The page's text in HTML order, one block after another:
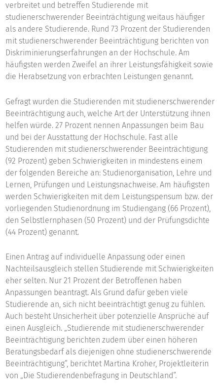
verbreitet und betreffen Studierende mit
studienerschwerender Beeinträchtigung weitaus häufiger
als andere Studierende. Rund 73 Prozent der Studierenden
mit studienerschwerender Beeinträchtigung berichten von
Diskriminierungserfahrungen an der Hochschule. Am
häufigsten werden Zweifel an ihrer Leistungsfähigkeit sowie
die Herabsetzung von erbrachten Leistungen genannt.
Gefragt wurden die Studierenden mit studienerschwerender
Beeinträchtigung auch, welche Art der Unterstützung ihnen
helfen würde. 27 Prozent nennen Anpassungen beim Bau
und bei der Ausstattung der Hochschule. Fast alle
Studierenden mit studienerschwerender Beeinträchtigung
(92 Prozent) geben Schwierigkeiten in mindestens einem
der folgenden Bereiche an: Studienorganisation, Lehre und
Lernen, Prüfungen und Leistungsnachweise. Am häufigsten
werden Schwierigkeiten mit dem Leistungspensum bzw. der
vorliegenden Studienordnung im Studiengang (66 Prozent),
den Selbstlernphasen (50 Prozent) und der Prüfungsdichte
(44 Prozent) genannt.
Einen Antrag auf individuelle Anpassung oder einen
Nachteilsausgleich stellen Studierende mit Schwierigkeiten
eher selten. Nur 21 Prozent der Betroffenen haben
Anpassungen beantragt. Als Grund dafür geben viele
Studierende an, sich nicht beeinträchtigt genug zu fühlen.
Auch besteht Unsicherheit über potenzielle Ansprüche auf
einen Ausgleich. „Studierende mit studienerschwerender
Beeinträchtigung berichten zudem über einen höheren
Beratungsbedarf als diejenigen ohne studienerschwerende
Beeinträchtigung“, berichtet Martina Kroher, Projektleiterin
von „Die Studierendenbefragung in Deutschland“.